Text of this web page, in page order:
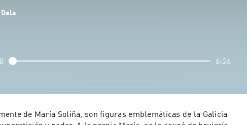
Dela
6:26
de María Soliña, son figuras emblemáticas de la Galicia